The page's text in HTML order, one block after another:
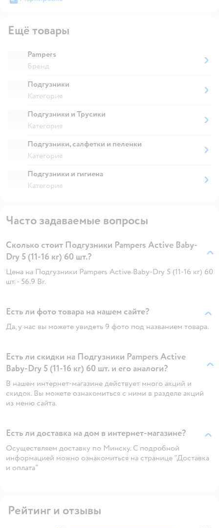
Ещё товары
Pampers
Бренд
Подгузники
Категория
Подгузники и Трусики
Категория
Подгузники, салфетки и пеленки
Категория
Подгузники и гигиена
Категория
Часто задаваемые вопросы
Сколько стоит Подгузники Pampers Active Baby-
Dry 5 (11-16 кг) 60 шт.?
Цена на Подгузники Pampers Active Baby-Dry 5 (11-16 кг) 60
шт. - 56.9 Br.
Есть ли фото товара на нашем сайте?
Да, у нас вы можете увидеть 9 фото под названием товара.
Есть ли скидки на Подгузники Pampers Active
Baby-Dry 5 (11-16 кг) 60 шт. и его аналоги?
В нашем интернет-магазине действует много акций и
скидок. Вы можете ознакомиться с ними в разделе акций
из меню сайта.
Есть ли доставка на дом в интернет-магазине?
Осуществляем доставку по Минску. С подробной
информацией можно ознакомиться на странице "Доставка
и оплата"
Рейтинг и отзывы